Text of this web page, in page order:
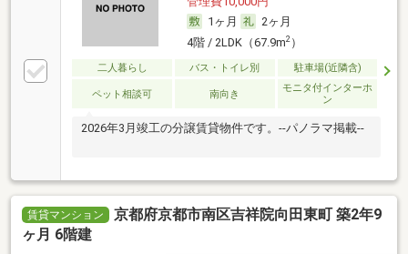
1ヶ月
2ヶ月
4階 / 2LDK（67.9m2）
二人暮らし バス・トイレ別 駐車場(近隣含)
ペット相談可 南向き
モニタ付インターホ
ン
2026年3月竣工の分譲賃貸物件です。--パノラマ掲載--
賃貸マンション
京都府京都市南区吉祥院向田東町 築2年9
ヶ月 6階建